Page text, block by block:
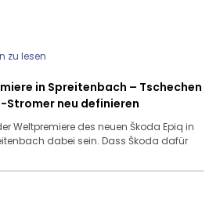
zu lesen
in Spreitenbach – Tschechen
Stromer neu definieren
Weltpremiere des neuen Škoda Epiq in
dabei sein. Dass Škoda dafür